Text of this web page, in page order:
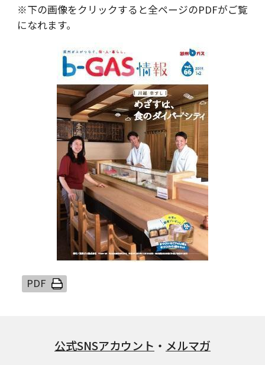
※下の画像をクリックすると全ページのPDFがご覧
になれます。
公式SNSアカウント ・ メルマガ